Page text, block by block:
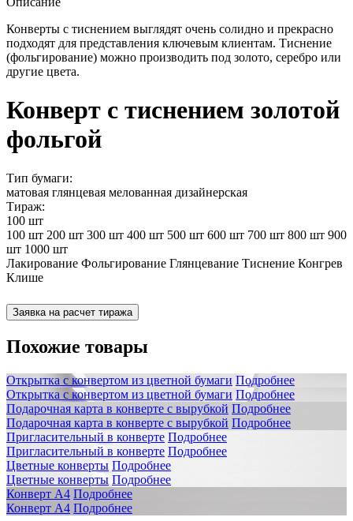
Конверты с тиснением выглядят очень солидно и прекрасно
подходят для представления ключевым клиентам. Тиснение
(фольгирование) можно производить под золото, серебро или
другие цвета.
Конверт с тиснением золотой
фольгой
Тип бумаги:
матовая глянцевая мелованная дизайнерская
Тираж:
100 шт
100 шт 200 шт 300 шт 400 шт 500 шт 600 шт 700 шт 800 шт 900
шт 1000 шт
Лакирование Фольгирование Глянцевание Тиснение Конгрев
Клише
Заявка на расчет тиража
Похожие товары
Открытка с конвертом из цветной бумаги Подробнее
Открытка с конвертом из цветной бумаги Подробнее
Подарочная карта в конверте с вырубкой Подробнее
Подарочная карта в конверте с вырубкой Подробнее
Пригласительный в конверте Подробнее
Пригласительный в конверте Подробнее
Цветные конверты Подробнее
Цветные конверты Подробнее
Конверт А4 Подробнее
Конверт А4 Подробнее